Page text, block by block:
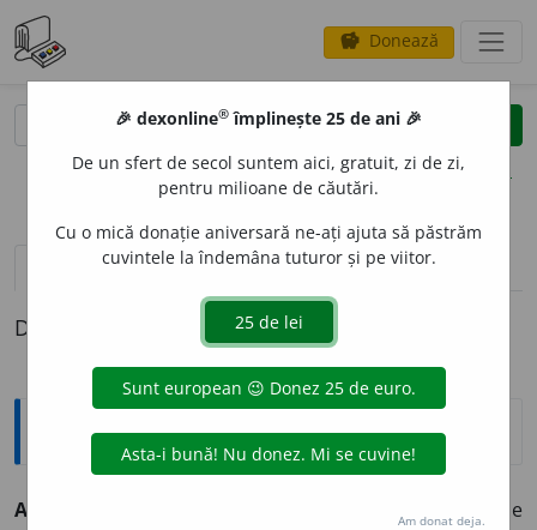
savings Donează
clear
opțiuni
definiții (1) pronunțievolume_up (4)
Definiția cu ID-ul 522821:
Explicative DEX
ALIC
Soi de viță de vie cu struguri roșietici de
🎉 dexonline® împlinește 25 de ani 🎉
De un sfert de secol suntem aici, gratuit, zi de zi,
pentru milioane de căutări.
Cu o mică donație aniversară ne-ați ajuta să păstrăm
cuvintele la îndemâna tuturor și pe viitor.
Am donat deja.